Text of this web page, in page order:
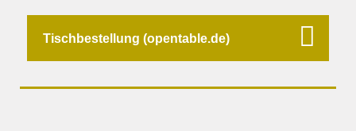
Tischbestellung (opentable.de)